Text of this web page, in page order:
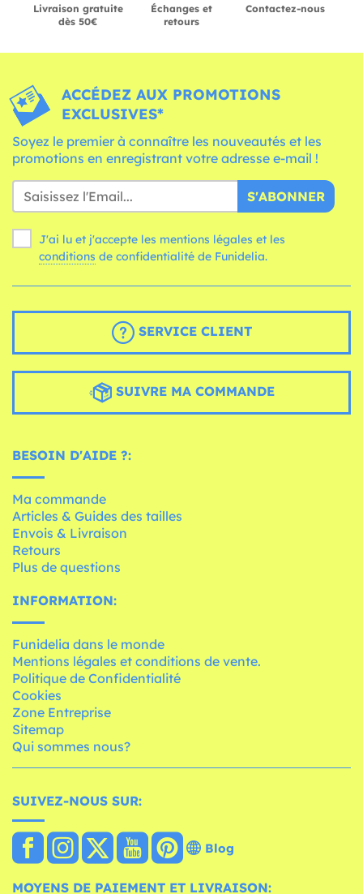
Livraison gratuite
dès 50€
Échanges et
retours
Contactez-nous
ACCÉDEZ AUX PROMOTIONS
EXCLUSIVES*
Soyez le premier à connaître les nouveautés et les
promotions en enregistrant votre adresse e-mail !
S'ABONNER
J'ai lu et j'accepte les mentions légales et les
conditions de confidentialité de Funidelia.
SERVICE CLIENT
SUIVRE MA COMMANDE
BESOIN D'AIDE ?:
Ma commande
Articles & Guides des tailles
Envois & Livraison
Retours
Plus de questions
INFORMATION:
Funidelia dans le monde
Mentions légales et conditions de vente.
Politique de Confidentialité
Cookies
Zone Entreprise
Sitemap
Qui sommes nous?
SUIVEZ-NOUS SUR:
Blog
MOYENS DE PAIEMENT ET LIVRAISON: